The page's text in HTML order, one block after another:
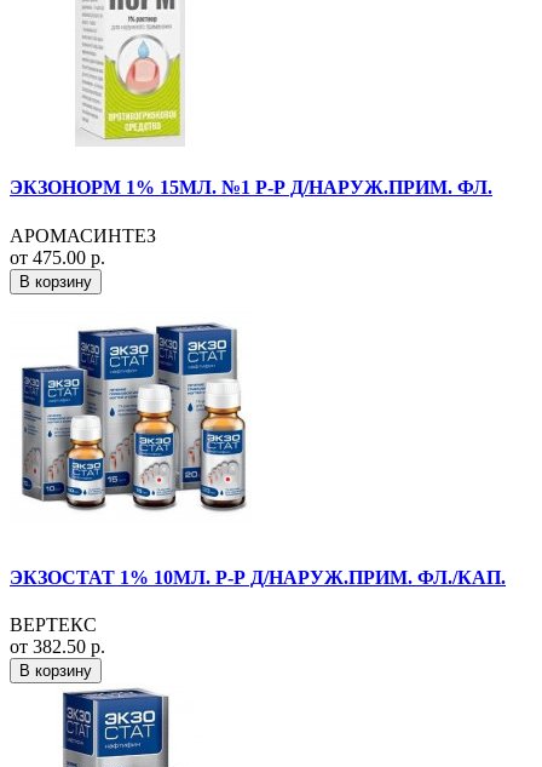
ЭКЗОНОРМ 1% 15МЛ. №1 Р-Р Д/НАРУЖ.ПРИМ. ФЛ.
АРОМАСИНТЕЗ
от 475.00 р.
В корзину
ЭКЗОСТАТ 1% 10МЛ. Р-Р Д/НАРУЖ.ПРИМ. ФЛ./КАП.
ВЕРТЕКС
от 382.50 р.
В корзину